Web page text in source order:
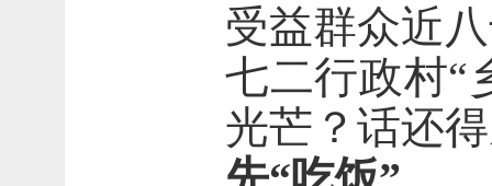
受益群众近
七二行政村“
光芒？话还